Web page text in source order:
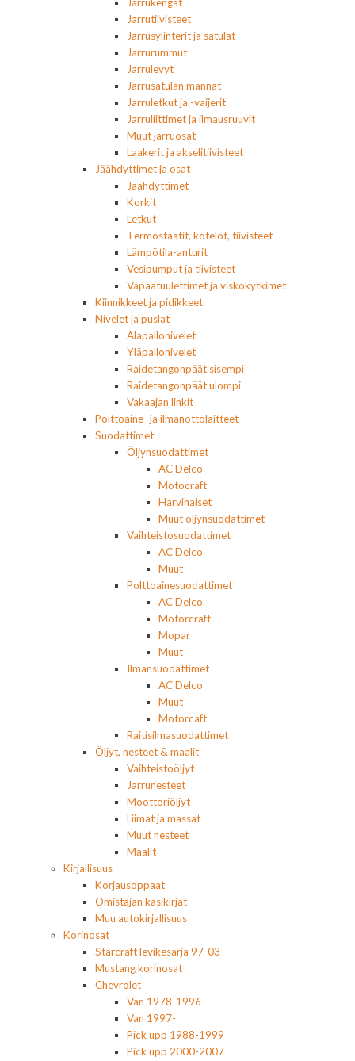
Jarrutiivisteet
Jarrusylinterit ja satulat
Jarrurummut
Jarrulevyt
Jarrusatulan männät
Jarruletkut ja -vaijerit
Jarruliittimet ja ilmausruuvit
Muut jarruosat
Laakerit ja akselitiivisteet
Jäähdyttimet ja osat
Jäähdyttimet
Korkit
Letkut
Termostaatit, kotelot, tiivisteet
Lämpötila-anturit
Vesipumput ja tiivisteet
Vapaatuulettimet ja viskokytkimet
Kiinnikkeet ja pidikkeet
Nivelet ja puslat
Alapallonivelet
Yläpallonivelet
Raidetangonpäät sisempi
Raidetangonpäät ulompi
Vakaajan linkit
Polttoaine- ja ilmanottolaitteet
Suodattimet
Öljynsuodattimet
AC Delco
Motocraft
Harvinaiset
Muut öljynsuodattimet
Vaihteistosuodattimet
AC Delco
Muut
Polttoainesuodattimet
AC Delco
Motorcraft
Mopar
Muut
Ilmansuodattimet
AC Delco
Muut
Motorcaft
Raitisilmasuodattimet
Öljyt, nesteet & maalit
Vaihteistoöljyt
Jarrunesteet
Moottoriöljyt
Liimat ja massat
Muut nesteet
Maalit
Kirjallisuus
Korjausoppaat
Omistajan käsikirjat
Muu autokirjallisuus
Korinosat
Starcraft levikesarja 97-03
Mustang korinosat
Chevrolet
Van 1978-1996
Van 1997-
Pick upp 1988-1999
Pick upp 2000-2007